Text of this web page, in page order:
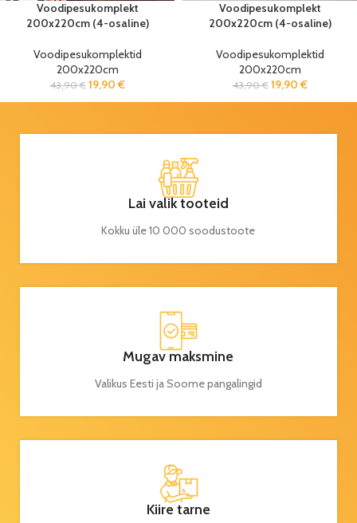
Voodipesukomplekt
200x220cm (4-osaline)
Voodipesukomplektid
200x220cm
43,90€ 19,90 €
Voodipesukomplekt
200x220cm (4-osaline)
Voodipesukomplektid
200x220cm
43,90€ 19,90 €
Lai valik tooteid
Kokku üle 10 000 soodustoote
Mugav maksmine
Valikus Eesti ja Soome pangalingid
Kiire tarne